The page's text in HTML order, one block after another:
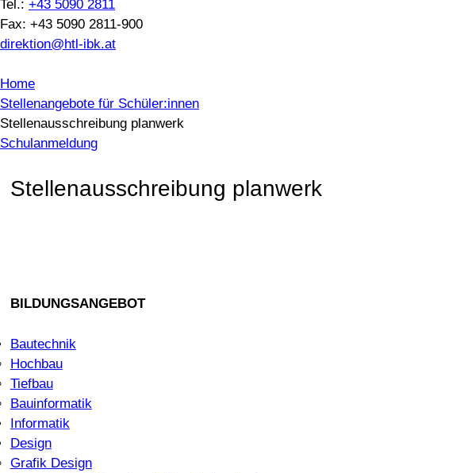
Tel.: +43 5090 2811
Fax: +43 5090 2811-900
direktion@htl-ibk.at
Home
Stellenangebote für Schüler:innen
Stellenausschreibung planwerk
Schulanmeldung
Stellenausschreibung planwerk
BILDUNGSANGEBOT
Bautechnik
Hochbau
Tiefbau
Bauinformatik
Informatik
Design
Grafik Design